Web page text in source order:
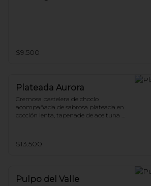
$9.500
Plateada Aurora
Cremosa pastelera de choclo
acompañada de sabrosa plateada en
cocción lenta, tapenade de aceituna
$13.500
Pulpo del Valle